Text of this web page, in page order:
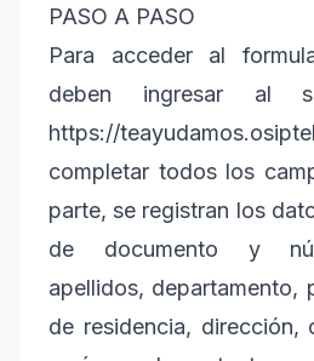
PASO A PASO
Para acceder al
deben ingresar al
https://
completar todos los
parte, se registran los
de documento y
apellidos, departamento,
de residencia, dirección,